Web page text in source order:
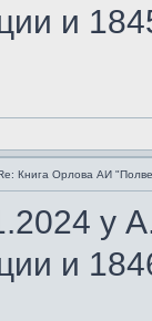
и
Книга Орлова АИ
у
и